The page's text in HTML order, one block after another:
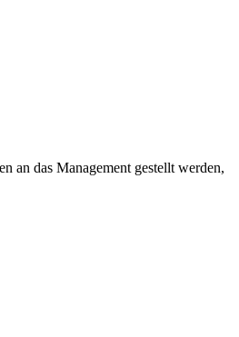
an das Management gestellt werden,